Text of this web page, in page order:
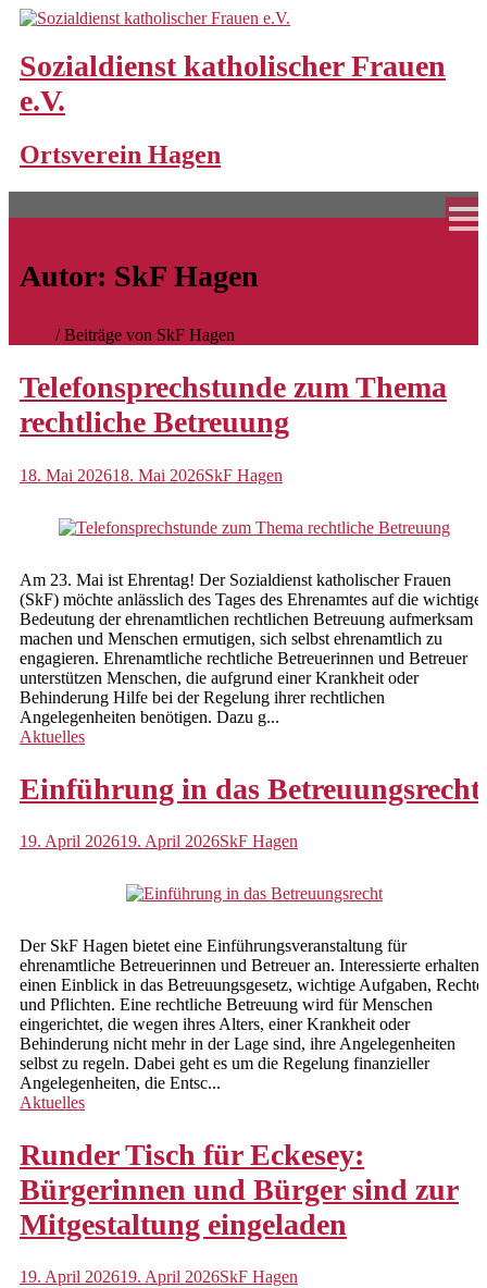
Skip
content
Sozialdienst katholischer Frauen
e.V.
Ortsverein Hagen
Unsere Angebote
Familienpaten
Frühe Hilfen
Standorte und Schließungszeiten
Kindertagespflege
Familienpate werden
Tagespflegeperson suchen
Rechtliche Betreuungen
Vorsorgevollmachten,
Betreuungsverfügungen,
Beratung und Begleitung von
ehrenamtlichen Betreuern
Schwangerschaftsberatung
Beratung und Information
Vertrauliche Geburt
Prävention
Hebammensprechstunde
Vormundschaften und Pflegschaften
Agnesheim
Stationäre Angebote
Autor: SkF Hagen
/Beiträge von SkF Hagen
Telefonsprechstunde zum Thema
rechtliche Betreuung
18. Mai 202618. Mai 2026SkF Hagen
Am 23. Mai ist Ehrentag! Der Sozialdienst katholischer Frauen
(SkF) möchte anlässlich des Tages des Ehrenamtes auf die wichtige
Bedeutung der ehrenamtlichen rechtlichen Betreuung aufmerksam
machen und Menschen ermutigen, sich selbst ehrenamtlich zu
engagieren. Ehrenamtliche rechtliche Betreuerinnen und Betreuer
unterstützen Menschen, die aufgrund einer Krankheit oder
Behinderung Hilfe bei der Regelung ihrer rechtlichen
Angelegenheiten benötigen. Dazu g...
Aktuelles
Einführung in das Betreuungsrecht
19. April 202619. April 2026SkF Hagen
Der SkF Hagen bietet eine Einführungsveranstaltung für
ehrenamtliche Betreuerinnen und Betreuer an. Interessierte erhalten
einen Einblick in das Betreuungsgesetz, wichtige Aufgaben, Rechte
und Pflichten. Eine rechtliche Betreuung wird für Menschen
eingerichtet, die wegen ihres Alters, einer Krankheit oder
Behinderung nicht mehr in der Lage sind, ihre Angelegenheiten
selbst zu regeln. Dabei geht es um die Regelung finanzieller
Angelegenheiten, die Entsc...
Aktuelles
Runder Tisch für Eckesey:
Bürgerinnen und Bürger sind zur
Mitgestaltung eingeladen
19. April 202619. April 2026SkF Hagen